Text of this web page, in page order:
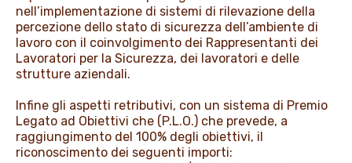
nell’implementazione di sistemi di rilevazione della
percezione dello stato di sicurezza dell’ambiente di
lavoro con il coinvolgimento dei Rappresentanti dei
Lavoratori per la Sicurezza, dei lavoratori e delle
strutture aziendali.
Infine gli aspetti retributivi, con un sistema di Premio
Legato ad Obiettivi che (P.L.O.) che prevede, a
raggiungimento del 100% degli obiettivi, il
riconoscimento dei seguenti importi: